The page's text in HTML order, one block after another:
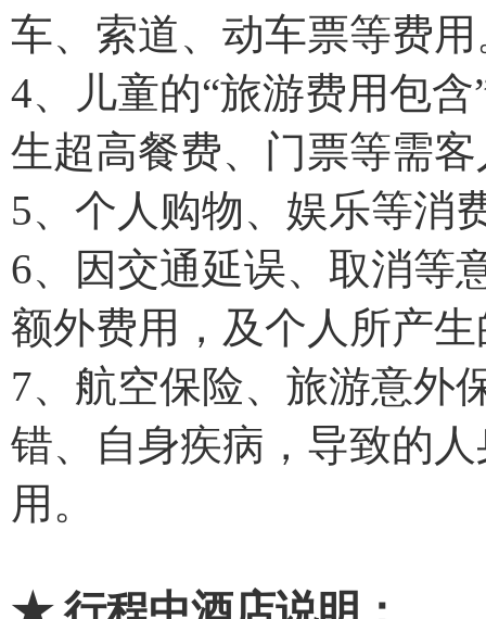
车、索道、动车票等费用
4、儿童的“旅游费用包
生超高餐费、门票等需
5、个人购物、娱乐等消
6、因交通延误、取消等
额外费用，及个人所产
7、航空保险、旅游意外
错、自身疾病，导致的
用。